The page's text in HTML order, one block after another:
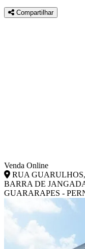
Compartilhar
Venda Online
RUA
BARRA DE
GUARARAPES -